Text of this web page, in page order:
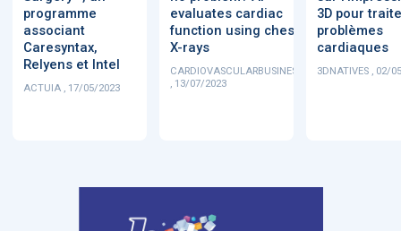
programme
associant
Caresyntax,
Relyens et Intel
ACTUIA , 17/05/2023
evaluates cardiac
function using chest
X-rays
CARDIOVASCULARBUSINESS
, 13/07/2023
3D pour
problèmes
cardiaques
3DNATIVES , 02/